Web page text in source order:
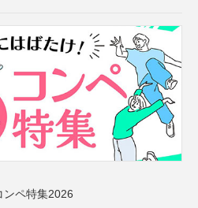
ンペ特集2026